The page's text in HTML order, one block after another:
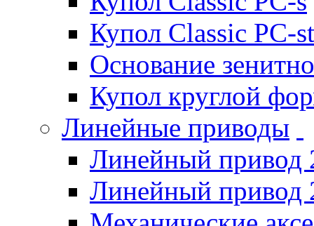
Купол Classic PC-st
Основание
Купол круглой
Линейные приводы
Линейный привод
Линейный привод